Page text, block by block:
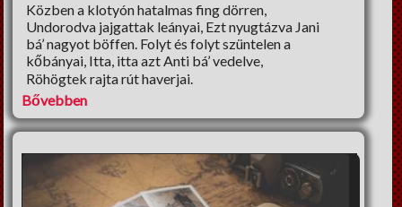
Széles látókör
Vendégcikkek
Interjú
Könyvajánló
Közben a klotyón hatalmas fing dörren,
Undorodva jajgattak leányai, Ezt nyugtázva Jani
bá’ nagyot böffen. Folyt és folyt szüntelen a
kőbányai, Itta, itta azt Anti bá’ vedelve,
Röhögtek rajta rút haverjai.
Bővebben